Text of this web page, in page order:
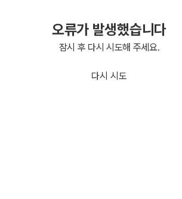
오류가 발생했습니다
잠시 후 다시 시도해 주세요.
다시 시도